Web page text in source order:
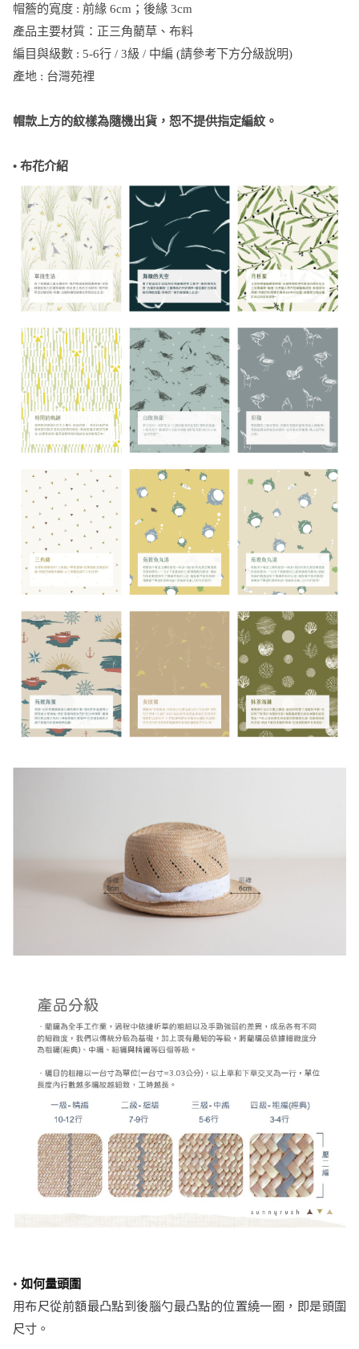
帽簷的寬度 : 前緣 6cm；後緣 3cm
產品主要材質：正三角藺草、布料
編目與級數 : 5-6行 / 3級 / 中編 (請參考下方分級說明)
產地 : 台灣苑裡
帽款上方的紋樣為隨機出貨，恕不提供指定編紋。
• 布花介紹
• 如何量頭圍
用布尺從前額最凸點到後腦勺最凸點的位置繞一圈，即是頭圍
尺寸。